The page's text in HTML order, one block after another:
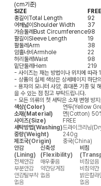
(cm기준)
SIZE
FREE
총길이Total Length
92
어깨넓이Shoulder Width
37
가슴둘레Bust Circumference98
팔길이Sleeve Length
19
팔둘레Arm
38
암홀너비Armhole
22
허리둘레Waist
98
밑단둘레Hem
219
- 사이즈는 재는 방법이나 위치에 따
- 상품의 실제 색상은 상세페이지 하단
- 용자의 모니터 사양, 휴대폰 기종 및
을 수 있는 점 참고 부탁드립니다.
- 모든 의류의 첫 세탁은 소재 변형 방
색상(Color)
연두(Yellow
소재(Material)
면(Cotton)
사이즈(Size)
FREE
세탁방법(Washing)드라이크리닝
중량(Weight)
240g
제조국(Origin)
중국(China)
안감
(Lining)
신축성
(Flexibility)
비침
전체안감
매우좋음 비침있음
부분안감
약간당겨짐 비침약간
안감탈부착 없음 밝은칼라
없음
없음